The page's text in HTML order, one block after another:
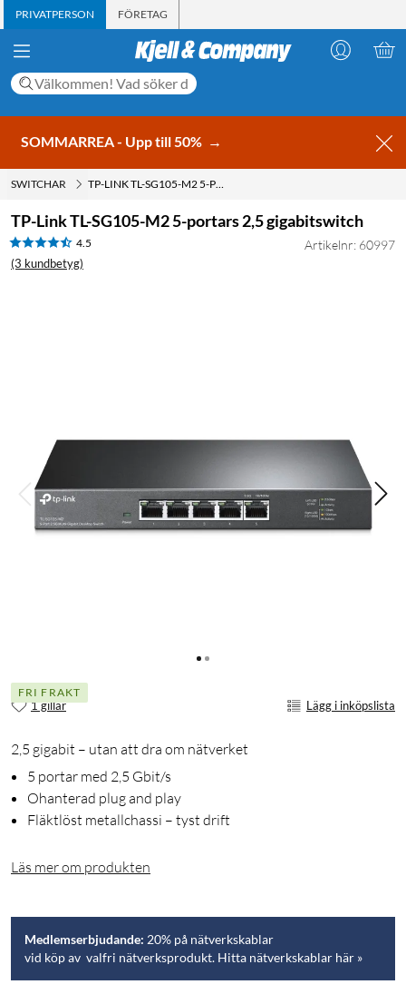
PRIVATPERSON FÖRETAG
SOMMARREA - Upp till 50% →
SWITCHAR TP-LINK TL-SG105-M2 5-PORTARS 2,5 GIGABITSWITCH
TP-Link TL-SG105-M2 5-portars 2,5 gigabitswitch
4.5
(3 kundbetyg)
Artikelnr: 60997
FRI FRAKT
1 gillar Lägg i inköpslista
2,5 gigabit – utan att dra om nätverket
5 portar med 2,5 Gbit/s
Ohanterad plug and play
Fläktlöst metallchassi – tyst drift
Läs mer om produkten
Medlemserbjudande: 20% på nätverkskablar
vid köp av valfri nätverksprodukt. Hitta nätverkskablar här »